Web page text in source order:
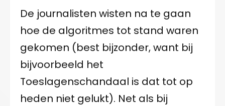
De journalisten wisten na te gaan
hoe de algoritmes tot stand waren
gekomen (best bijzonder, want bij
bijvoorbeeld het
Toeslagenschandaal is dat tot op
heden niet gelukt). Net als bij